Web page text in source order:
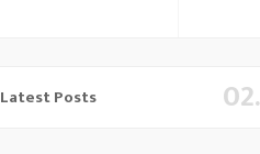
02.
Latest Posts